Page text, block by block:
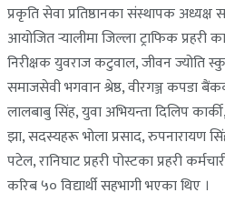
प्रकृति सेवा प्रतिष्ठानका संस्थापक
आयोजित र्‍यालीमा जिल्ला ट्राफिक प्रहरी
निरीक्षक युवराज कटुवाल, जीवन ज्योति
समाजसेवी भगवान श्रेष्ठ, वीरगञ्ज कपडा
लालबाबु सिंह, युवा अभियन्ता दिलिप
झा, सदस्यहरू भोला प्रसाद, रुपनारायण
पटेल, रानिघाट प्रहरी पोस्टका प्रहरी
करिब ५० विद्यार्थी सहभागी भएका थिए ।